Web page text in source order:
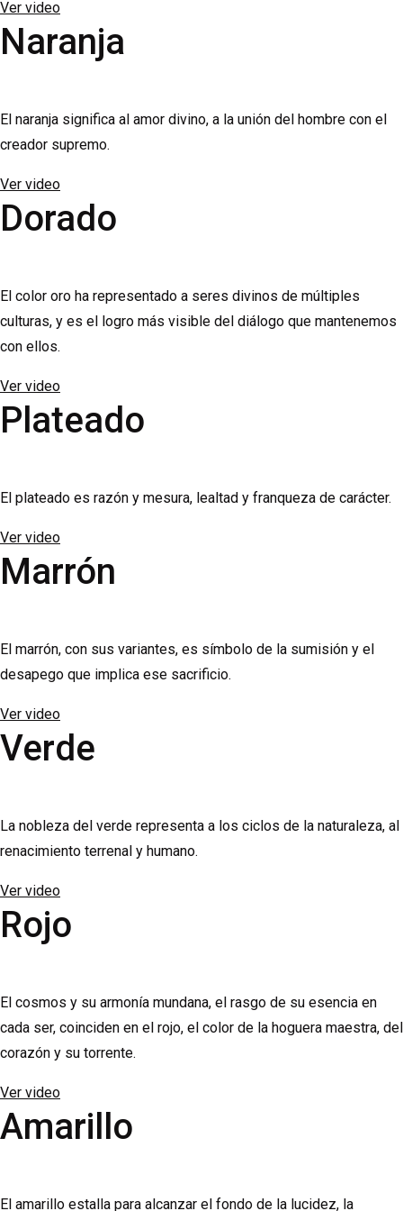
Ver video
Naranja
El naranja significa al amor divino, a la unión del hombre con el
creador supremo.
Ver video
Dorado
El color oro ha representado a seres divinos de múltiples
culturas, y es el logro más visible del diálogo que mantenemos
con ellos.
Ver video
Plateado
El plateado es razón y mesura, lealtad y franqueza de carácter.
Ver video
Marrón
El marrón, con sus variantes, es símbolo de la sumisión y el
desapego que implica ese sacrificio.
Ver video
Verde
La nobleza del verde representa a los ciclos de la naturaleza, al
renacimiento terrenal y humano.
Ver video
Rojo
El cosmos y su armonía mundana, el rasgo de su esencia en
cada ser, coinciden en el rojo, el color de la hoguera maestra, del
corazón y su torrente.
Ver video
Amarillo
El amarillo estalla para alcanzar el fondo de la lucidez, la